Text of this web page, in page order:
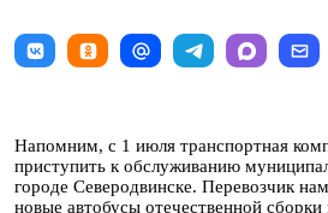
Напомним, с 1 июля транспортная
приступить к обслуживанию
городе Северодвинске. Перевозчик
новые автобусы отечественной